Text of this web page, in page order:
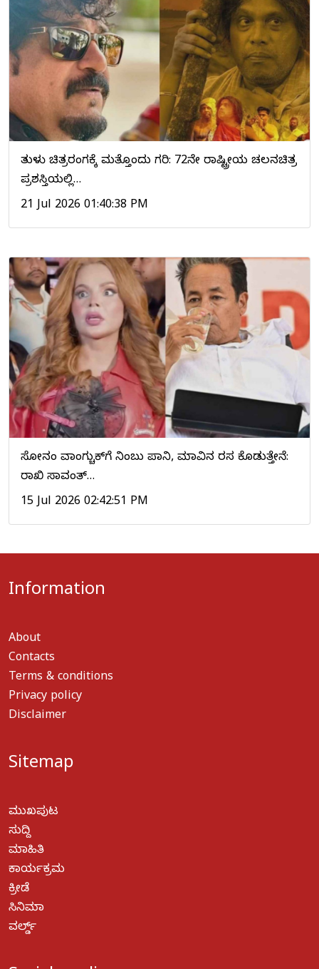
ತುಳು ಚಿತ್ರರಂಗಕ್ಕೆ ಮತ್ತೊಂದು ಗರಿ: 72ನೇ ರಾಷ್ಟ್ರೀಯ ಚಲನಚಿತ್ರ
ಪ್ರಶಸ್ತಿಯಲ್ಲಿ…
21 Jul 2026 01:40:38 PM
ಸೋನಂ ವಾಂಗ್ಚುಕ್‌ಗೆ ನಿಂಬು ಪಾನಿ, ಮಾವಿನ ರಸ ಕೊಡುತ್ತೇನೆ:
ರಾಖಿ ಸಾವಂತ್…
15 Jul 2026 02:42:51 PM
Information
About
Contacts
Terms & conditions
Privacy policy
Disclaimer
Sitemap
ಮುಖಪುಟ
ಸುದ್ದಿ
ಮಾಹಿತಿ
ಕಾರ್ಯಕ್ರಮ
ಕ್ರೀಡೆ
ಸಿನಿಮಾ
ವರ್ಲ್ಡ್